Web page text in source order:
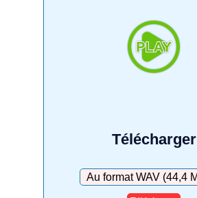
Télécharger
Télécharger